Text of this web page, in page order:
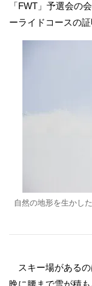
「FWT」予選会の
ーライドコースの証
自然の地形を生かし
スキー場があるの
晩に腰まで雪が積